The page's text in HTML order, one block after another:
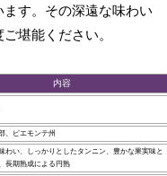
ます。その深遠な味わい
堪能ください。
内容
、ピエモンテ州
わい、しっかりとしたタンニン、豊かな果実味と
長期熟成による円熟